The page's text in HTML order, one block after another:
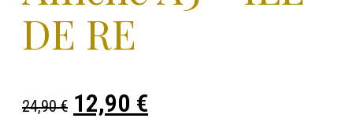
DE RE
24,90€ Le
12,90 €